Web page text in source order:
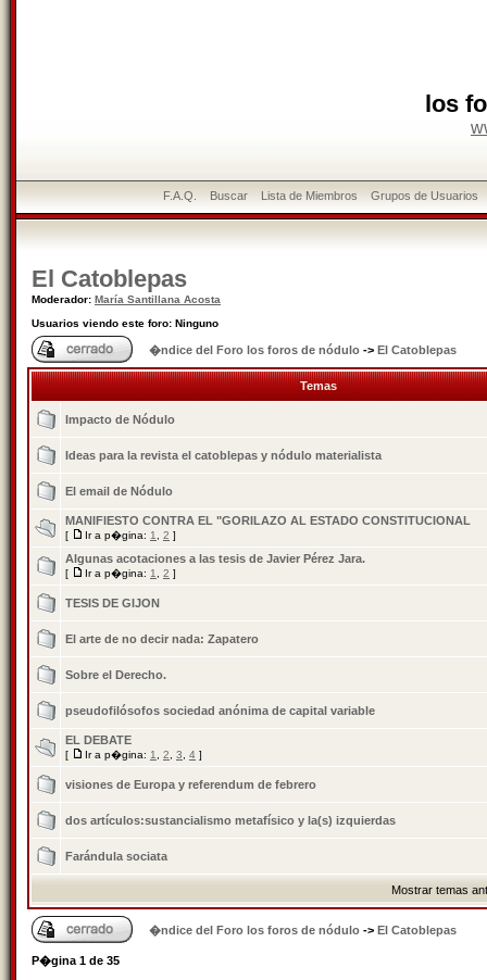
los
F.A.Q. Buscar Lista de Miembros Grupos de Usuarios
El Catoblepas
Moderador: María Santillana Acosta
Usuarios viendo este foro: Ninguno
�ndice del Foro los foros de nódulo -> El Catoblepas
Temas
Impacto de Nódulo
Ideas para la revista el catoblepas y nódulo materialista
El email de Nódulo
MANIFIESTO CONTRA EL "GORILAZO AL ESTADO CONSTITUCIONAL
[ Ir a p�gina: 1 2 ]
Algunas acotaciones a las tesis de Javier Pérez Jara.
[ Ir a p�gina: 1 2 ]
TESIS DE GIJON
El arte de no decir nada: Zapatero
Sobre el Derecho.
pseudofilósofos sociedad anónima de capital variable
EL DEBATE
[ Ir a p�gina: 1 2 3 4 ]
visiones de Europa y referendum de febrero
dos artí­culos:sustancialismo metafí­sico y la(s) izquierdas
Farándula sociata
Mostrar temas
�ndice del Foro los foros de nódulo -> El Catoblepas
P�gina 1 de 35